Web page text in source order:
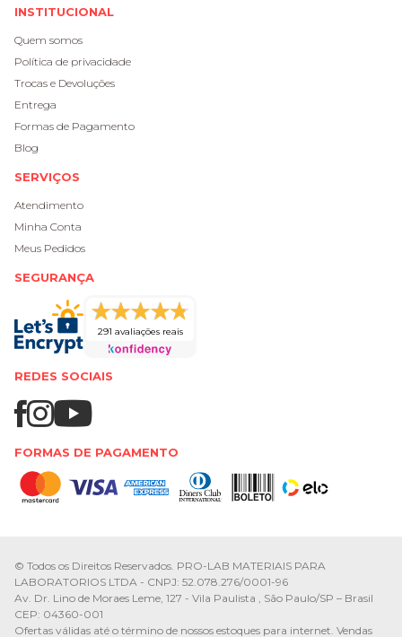
INSTITUCIONAL
Quem somos
Política de privacidade
Trocas e Devoluções
Entrega
Formas de Pagamento
Blog
SERVIÇOS
Atendimento
Minha Conta
Meus Pedidos
SEGURANÇA
291 avaliações reais
REDES SOCIAIS
FORMAS DE PAGAMENTO
© Todos os Direitos Reservados. PRO-LAB MATERIAIS PARA
LABORATORIOS LTDA - CNPJ: 52.078.276/0001-96
Av. Dr. Lino de Moraes Leme, 127 - Vila Paulista , São Paulo/SP – Brasil
CEP: 04360-001
Ofertas válidas até o término de nossos estoques para internet. Vendas